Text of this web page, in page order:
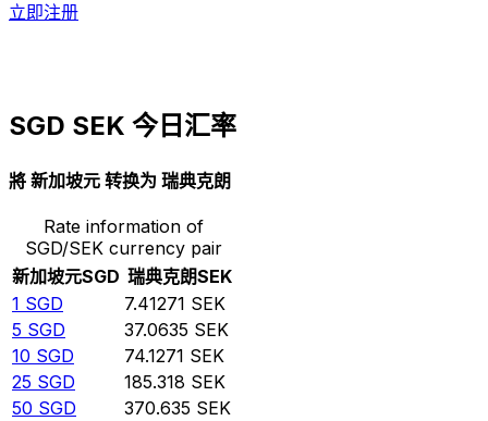
立即注册
SGD SEK 今日汇率
將 新加坡元 转换为 瑞典克朗
Rate information of
SGD/SEK currency pair
新加坡元SGD 瑞典克朗SEK
1 SGD 7.41271 SEK
5 SGD 37.0635 SEK
10 SGD 74.1271 SEK
25 SGD 185.318 SEK
50 SGD 370.635 SEK